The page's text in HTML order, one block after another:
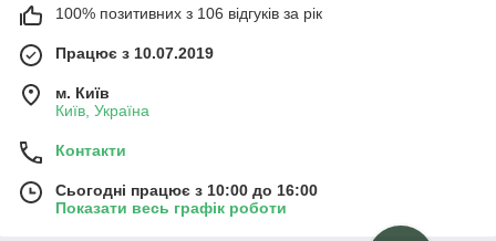
100% позитивних з 106 відгуків за рік
Працює з 10.07.2019
м. Київ
Київ, Україна
Контакти
Сьогодні працює з 10:00 до 16:00
Показати весь графік роботи